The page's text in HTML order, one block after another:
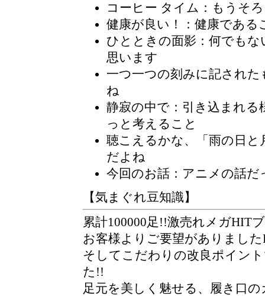
コーヒー タイム ：もうそ
健康が良い！：健康である
ひとときの面影 ：何でも
思います
一つ一つの刻みに記され
ね
静寂の中で：引き込まれ
っと考えること
聴こえるかな、「雨の日と
だよね
今回のお話：アニメの話
【気まぐれ豆知識】
累計100000足!!激売れメガHIT
お客様よりご要望がありまし
そしてこだわりの改良ポイン
た!!
足元を美しく魅せる、履き口